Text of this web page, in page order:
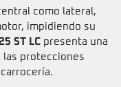
como lateral,
impidiendo su
ST LC presenta una
las protecciones